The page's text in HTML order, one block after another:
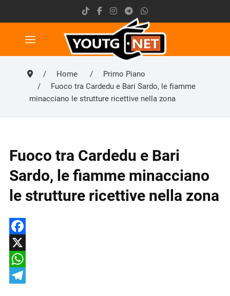
Home
Primo Piano
Fuoco tra Cardedu e Bari Sardo, le fiamme
minacciano le strutture ricettive nella zona
Fuoco tra Cardedu e Bari
Sardo, le fiamme minacciano
le strutture ricettive nella zona
Facebook
X
WhatsApp